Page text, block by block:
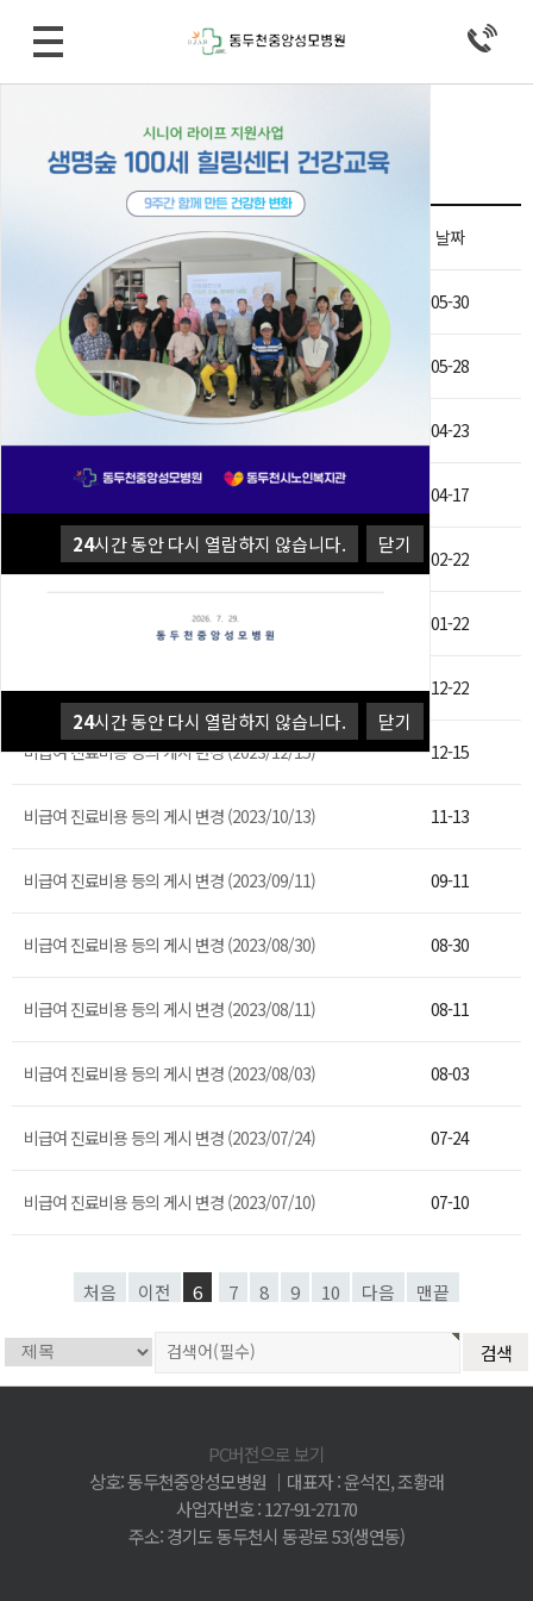
24시간 동안 다시 열람하지 않습니다. 닫기
24시간 동안 다시 열람하지 않습니다. 닫기
Total 235건6 페이지
제목 날짜
비급여 진료비용 등의 게시 변경 (2024/05/30) 05-30
비급여 진료비용 등의 게시 변경 (2024/05/28) 05-28
비급여 진료비용 등의 게시 변경 (2024/04/23) 04-23
비급여 진료비용 등의 게시 변경 (2024/04/17) 04-17
비급여 진료비용 등의 게시 변경 (2024/02/22) 02-22
비급여 진료비용 등의 게시 변경 (2024/01/22) 01-22
비급여 진료비용 등의 게시 변경 (2023/12/22) 12-22
비급여 진료비용 등의 게시 변경 (2023/12/15) 12-15
비급여 진료비용 등의 게시 변경 (2023/10/13) 11-13
비급여 진료비용 등의 게시 변경 (2023/09/11) 09-11
비급여 진료비용 등의 게시 변경 (2023/08/30) 08-30
비급여 진료비용 등의 게시 변경 (2023/08/11) 08-11
비급여 진료비용 등의 게시 변경 (2023/08/03) 08-03
비급여 진료비용 등의 게시 변경 (2023/07/24) 07-24
비급여 진료비용 등의 게시 변경 (2023/07/10) 07-10
처음 이전 6 7 8 9 10 다음 맨끝
PC버전으로 보기
상호: 동두천중앙성모병원 │대표자 : 윤석진, 조황래
사업자번호 : 127-91-27170
주소: 경기도 동두천시 동광로 53(생연동)